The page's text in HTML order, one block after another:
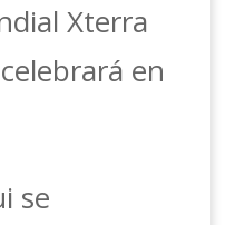
Xterra
en
se